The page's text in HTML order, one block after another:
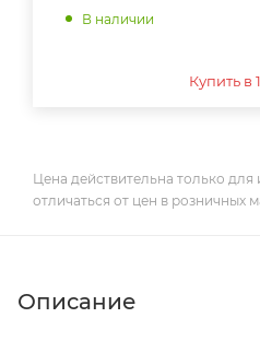
В наличии
Купить в
Цена действительна только
отличаться от цен в розничных
Описание